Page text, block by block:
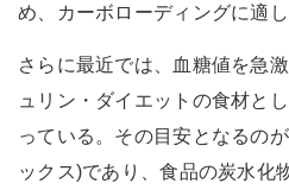
め、カーボローディングに適
さらに最近では、血糖値を急
ュリン・ダイエットの食材と
っている。その目安となるの
ックス)であり、食品の炭水化